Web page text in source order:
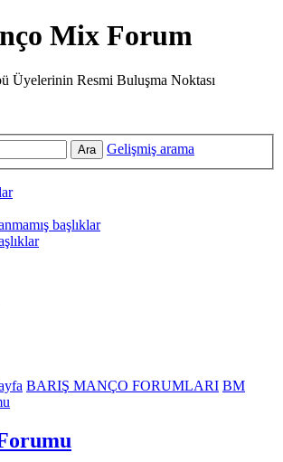
Mix Forum
Üyelerinin Resmi Buluşma Noktası
Ara Gelişmiş arama
başlıklar
BARIŞ MANÇO FORUMLARI BM